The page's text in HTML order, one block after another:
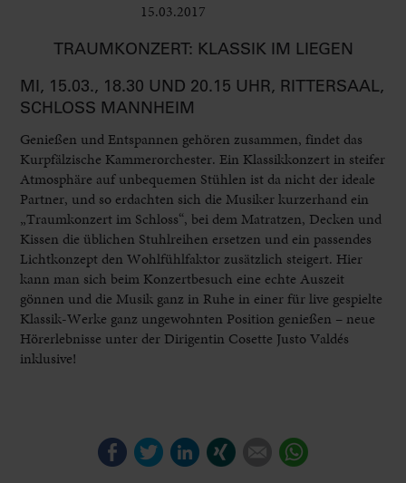
15.03.2017
TRAUMKONZERT: KLASSIK IM LIEGEN
MI, 15.03., 18.30 UND 20.15 UHR, RITTERSAAL,
SCHLOSS MANNHEIM
Genießen und Entspannen gehören zusammen, findet das
Kur­pfälzische Kammerorchester. Ein Klassikkonzert in steifer
Atmosphäre auf unbequemen Stühlen ist da nicht der ideale
Partner, und so erdachten sich die Musiker kurzerhand ein
„Traumkonzert im Schloss“, bei dem Matratzen, Decken und
Kissen die üblichen Stuhlreihen ersetzen und ein passendes
Lichtkonzept den Wohlfühlfaktor zusätzlich steigert. Hier
kann man sich beim Konzertbesuch eine echte Auszeit
gönnen und die Musik ganz in Ruhe in einer für live gespielte
Klassik-Werke ganz ungewohnten Position genießen – neue
Hörerlebnisse unter der Dirigentin Cosette Justo Valdés
inklusive!
FacebookTwitterLinkedIn E-mail